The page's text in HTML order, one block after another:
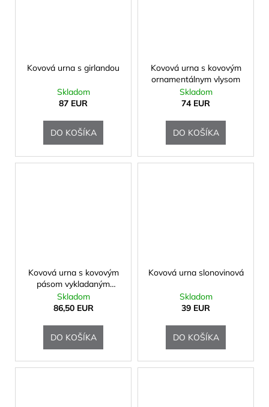
Kovová urna s girlandou
Skladom
87 EUR
DO KOŠÍKA
Kovová urna s kovovým
ornamentálnym vlysom
Skladom
74 EUR
DO KOŠÍKA
Kovová urna s kovovým
pásom vykladaným
krížmi
Skladom
86,50 EUR
DO KOŠÍKA
Kovová urna slonovinová
Skladom
39 EUR
DO KOŠÍKA